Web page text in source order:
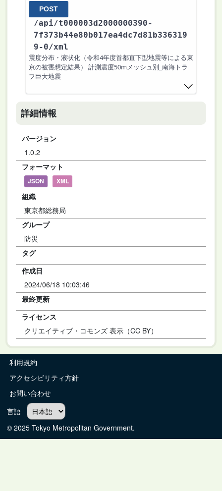
POST
/api/t000003d2000000390-
7f373b44e80b017ea4dc7d81b336319
9-0/xml
震度分布・液状化（令和4年度首都直下型地震等による東
京の被害想定結果） 計測震度50mメッシュ別_南海トラ
フ巨大地震
詳細情報
バージョン
1.0.2
フォーマット
JSON XML
組織
東京都総務局
グループ
防災
タグ
作成日
2024/06/18 10:03:46
最終更新
ライセンス
クリエイティブ・コモンズ 表示（CC BY）
利用規約
アクセシビリティ方針
お問い合わせ
言語
© 2025 Tokyo Metropolitan Government.